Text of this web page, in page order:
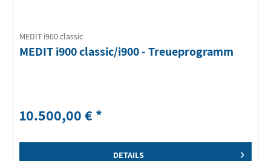
MEDIT i900 classic
MEDIT i900 classic/i900 - Treueprogramm
10.500,00 € *
DETAILS